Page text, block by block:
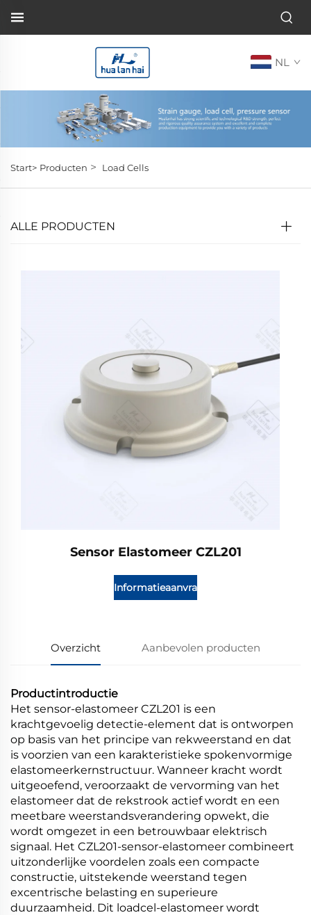
NL
Start> Producten > Load Cells
ALLE PRODUCTEN
Sensor Elastomeer CZL201
Informatieaanvraag
Overzicht Aanbevolen producten
Productintroductie
Het sensor-elastomeer CZL201 is een
krachtgevoelig detectie-element dat is ontworpen
op basis van het principe van rekweerstand en dat
is voorzien van een karakteristieke spokenvormige
elastomeerkernstructuur. Wanneer kracht wordt
uitgeoefend, veroorzaakt de vervorming van het
elastomeer dat de rekstrook actief wordt en een
meetbare weerstandsverandering opwekt, die
wordt omgezet in een betrouwbaar elektrisch
signaal. Het CZL201-sensor-elastomeer combineert
uitzonderlijke voordelen zoals een compacte
constructie, uitstekende weerstand tegen
excentrische belasting en superieure
duurzaamheid. Dit loadcel-elastomeer wordt